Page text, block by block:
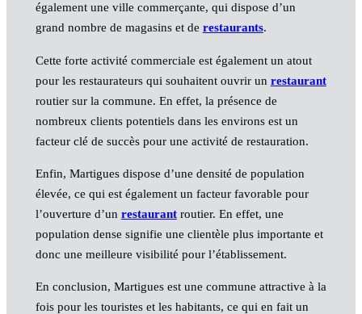
également une ville commerçante, qui dispose d’un
grand nombre de magasins et de restaurants.
Cette forte activité commerciale est également un atout
pour les restaurateurs qui souhaitent ouvrir un restaurant
routier sur la commune. En effet, la présence de
nombreux clients potentiels dans les environs est un
facteur clé de succès pour une activité de restauration.
Enfin, Martigues dispose d’une densité de population
élevée, ce qui est également un facteur favorable pour
l’ouverture d’un restaurantroutier. En effet, une
population dense signifie une clientèle plus importante et
donc une meilleure visibilité pour l’établissement.
En conclusion, Martigues est une commune attractive à la
fois pour les touristes et les habitants, ce qui en fait un